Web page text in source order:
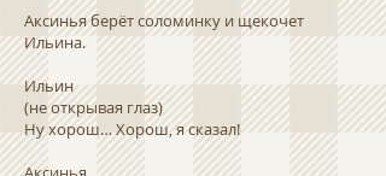
Аксинья берёт соломинку и щекочет
Ильина.
Ильин
(не открывая глаз)
Ну хорош… Хорош, я сказал!